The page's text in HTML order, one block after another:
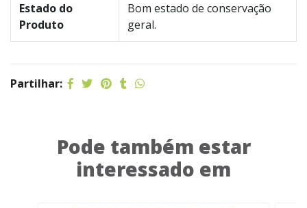
Estado do
Produto
Bom estado de conservação
geral.
Partilhar:
Pode também estar
interessado em